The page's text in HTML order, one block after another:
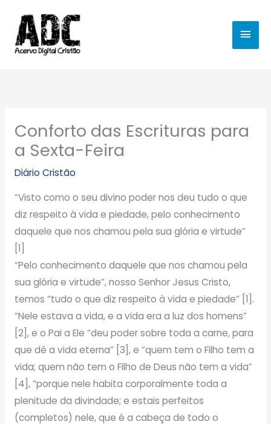
para
conteúdo
Conforto das Escrituras para
a Sexta-Feira
Diário Cristão
“Visto como o seu divino poder nos deu tudo o que
diz respeito à vida e piedade, pelo conhecimento
daquele que nos chamou pela sua glória e virtude”
[1]
“Pelo conhecimento daquele que nos chamou pela
sua glória e virtude”, nosso Senhor Jesus Cristo,
temos “tudo o que diz respeito à vida e piedade” [1].
“Nele estava a vida, e a vida era a luz dos homens”
[2], e o Pai a Ele “deu poder sobre toda a carne, para
que dê a vida eterna” [3], e “quem tem o Filho tem a
vida; quem não tem o Filho de Deus não tem a vida”
[4], “porque nele habita corporalmente toda a
plenitude da divindade; e estais perfeitos
(completos) nele, que é a cabeça de todo o